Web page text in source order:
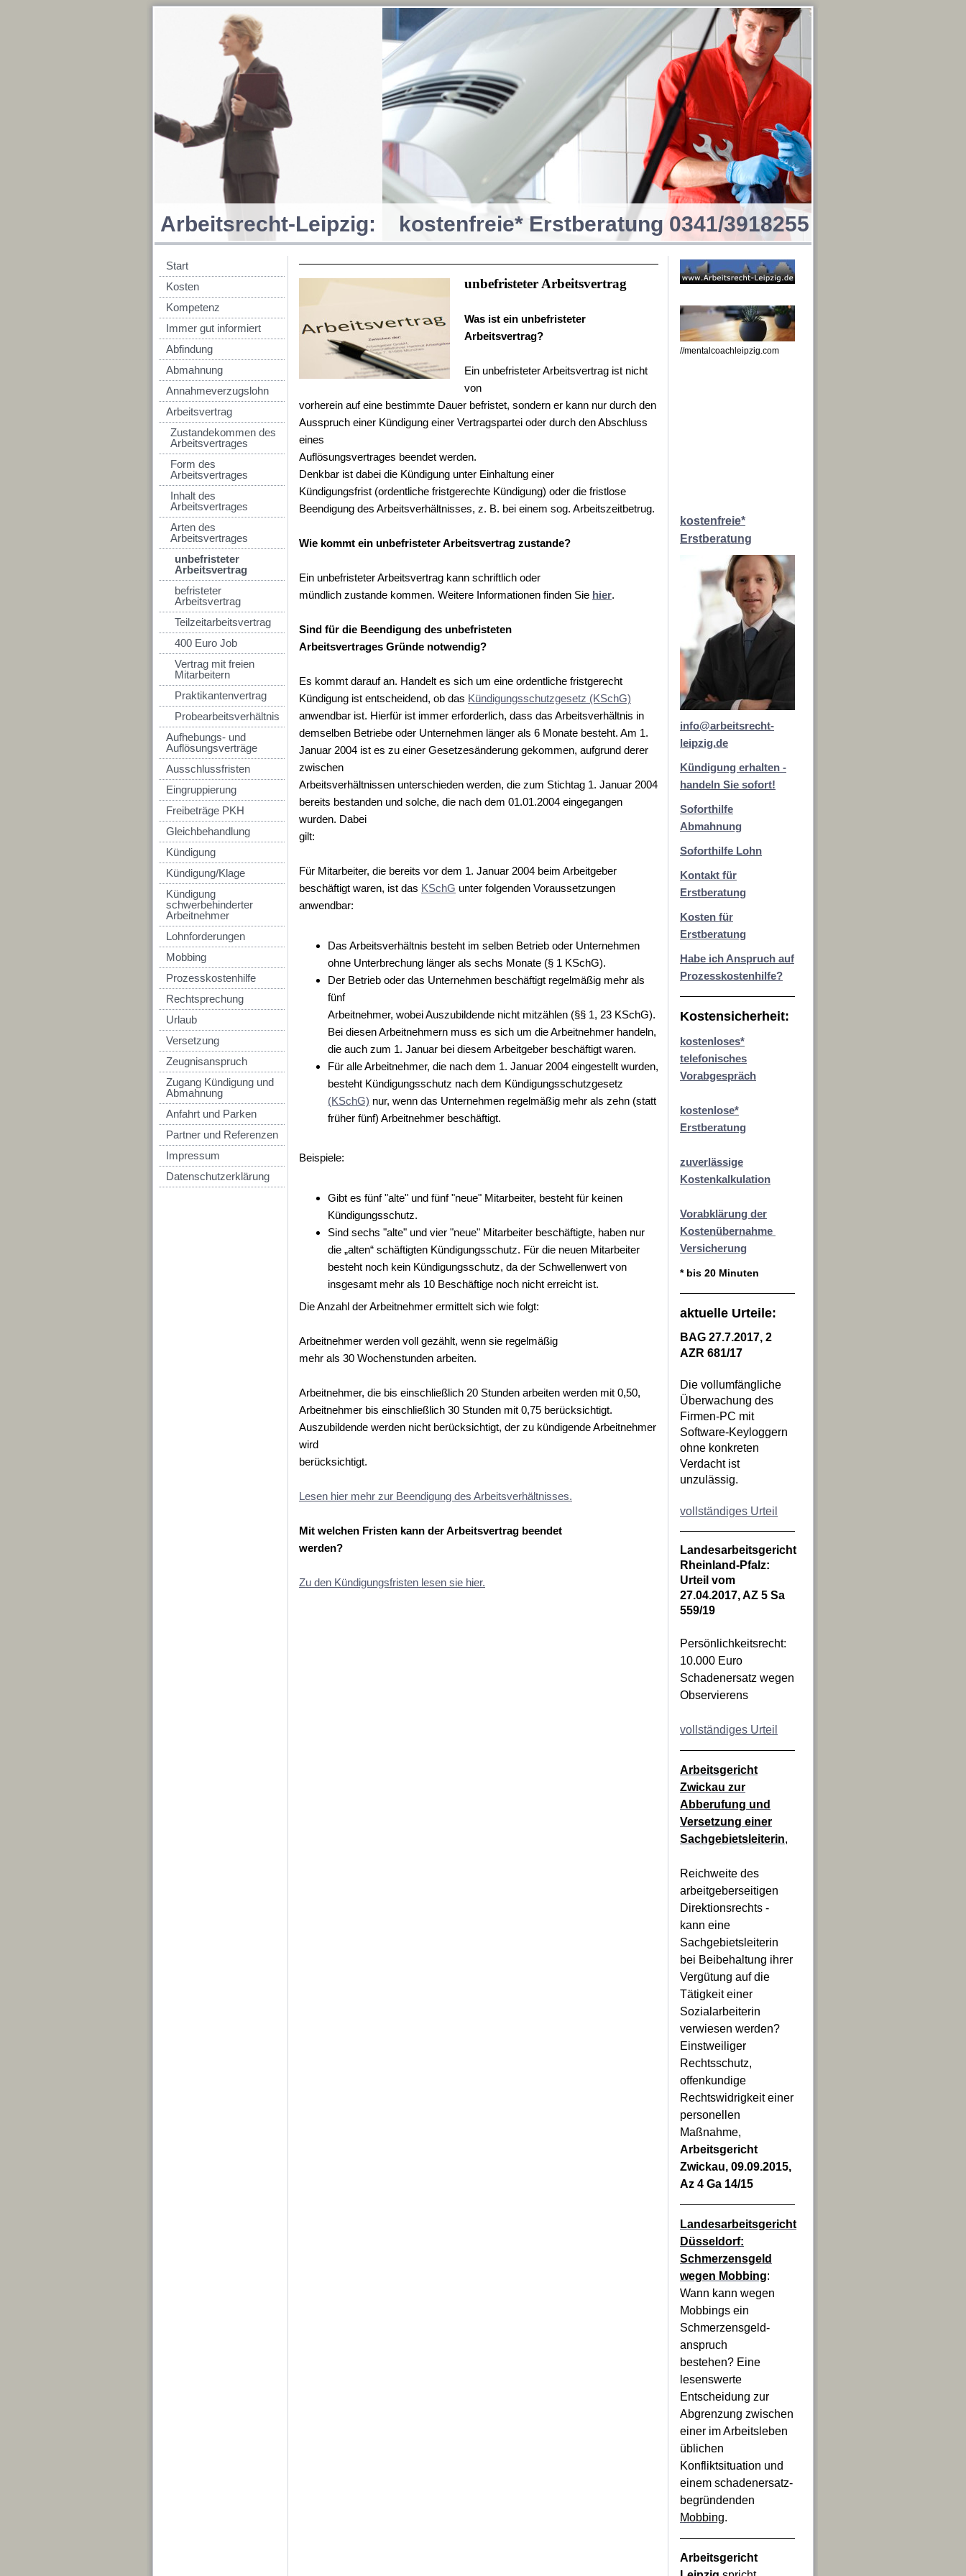
Arbeitsrecht-Leipzig: kostenfreie* Erstberatung 0341/3918255
Start
Kosten
Kompetenz
Immer gut informiert
Abfindung
Abmahnung
Annahmeverzugslohn
Arbeitsvertrag
Zustandekommen des
Arbeitsvertrages
Form des
Arbeitsvertrages
Inhalt des
Arbeitsvertrages
Arten des
Arbeitsvertrages
unbefristeter
Arbeitsvertrag
befristeter
Arbeitsvertrag
Teilzeitarbeitsvertrag
400 Euro Job
Vertrag mit freien
Mitarbeitern
Praktikantenvertrag
Probearbeitsverhältnis
Aufhebungs- und
Auflösungsverträge
Ausschlussfristen
Eingruppierung
Freibeträge PKH
Gleichbehandlung
Kündigung
Kündigung/Klage
Kündigung
schwerbehinderter
Arbeitnehmer
Lohnforderungen
Mobbing
Prozesskostenhilfe
Rechtsprechung
Urlaub
Versetzung
Zeugnisanspruch
Zugang Kündigung und
Abmahnung
Anfahrt und Parken
Partner und Referenzen
Impressum
Datenschutzerklärung
unbefristeter Arbeitsvertrag
Was ist ein unbefristeter
Arbeitsvertrag?
Ein unbefristeter Arbeitsvertrag ist nicht
von
vorherein auf eine bestimmte Dauer befristet, sondern er kann nur durch den
Ausspruch einer Kündigung einer Vertragspartei oder durch den Abschluss
eines
Auflösungsvertrages beendet werden.
Denkbar ist dabei die Kündigung unter Einhaltung einer
Kündigungsfrist (ordentliche fristgerechte Kündigung) oder die fristlose
Beendigung des Arbeitsverhältnisses, z. B. bei einem sog. Arbeitszeitbetrug.
Wie kommt ein unbefristeter Arbeitsvertrag zustande?
Ein unbefristeter Arbeitsvertrag kann schriftlich oder
mündlich zustande kommen. Weitere Informationen finden Sie hier.
Sind für die Beendigung des unbefristeten
Arbeitsvertrages Gründe notwendig?
Es kommt darauf an. Handelt es sich um eine ordentliche fristgerecht
Kündigung ist entscheidend, ob das Kündigungsschutzgesetz (KSchG)
anwendbar ist. Hierfür ist immer erforderlich, dass das Arbeitsverhältnis in
demselben Betriebe oder Unternehmen länger als 6 Monate besteht. Am 1.
Januar 2004 ist es zu einer Gesetzesänderung gekommen, aufgrund derer
zwischen
Arbeitsverhältnissen unterschieden werden, die zum Stichtag 1. Januar 2004
bereits bestanden und solche, die nach dem 01.01.2004 eingegangen
wurden. Dabei
gilt:
Für Mitarbeiter, die bereits vor dem 1. Januar 2004 beim Arbeitgeber
beschäftigt waren, ist das KSchG unter folgenden Voraussetzungen
anwendbar:
Das Arbeitsverhältnis besteht im selben Betrieb oder Unternehmen
ohne Unterbrechung länger als sechs Monate (§ 1 KSchG).
Der Betrieb oder das Unternehmen beschäftigt regelmäßig mehr als
fünf
Arbeitnehmer, wobei Auszubildende nicht mitzählen (§§ 1, 23 KSchG).
Bei diesen Arbeitnehmern muss es sich um die Arbeitnehmer handeln,
die auch zum 1. Januar bei diesem Arbeitgeber beschäftigt waren.
Für alle Arbeitnehmer, die nach dem 1. Januar 2004 eingestellt wurden,
besteht Kündigungsschutz nach dem Kündigungsschutzgesetz
(KSchG) nur, wenn das Unternehmen regelmäßig mehr als zehn (statt
früher fünf) Arbeitnehmer beschäftigt.
Beispiele:
Gibt es fünf "alte" und fünf "neue" Mitarbeiter, besteht für keinen
Kündigungsschutz.
Sind sechs "alte" und vier "neue" Mitarbeiter beschäftigte, haben nur
die „alten“ schäftigten Kündigungsschutz. Für die neuen Mitarbeiter
besteht noch kein Kündigungsschutz, da der Schwellenwert von
insgesamt mehr als 10 Beschäftige noch nicht erreicht ist.
Die Anzahl der Arbeitnehmer ermittelt sich wie folgt:
Arbeitnehmer werden voll gezählt, wenn sie regelmäßig
mehr als 30 Wochenstunden arbeiten.
Arbeitnehmer, die bis einschließlich 20 Stunden arbeiten werden mit 0,50,
Arbeitnehmer bis einschließlich 30 Stunden mit 0,75 berücksichtigt.
Auszubildende werden nicht berücksichtigt, der zu kündigende Arbeitnehmer
wird
berücksichtigt.
Lesen hier mehr zur Beendigung des Arbeitsverhältnisses.
Mit welchen Fristen kann der Arbeitsvertrag beendet
werden?
Zu den Kündigungsfristen lesen sie hier.
//mentalcoachleipzig.com
kostenfreie*
Erstberatung
info@arbeitsrecht-
leipzig.de
Kündigung erhalten -
handeln Sie sofort!
Soforthilfe
Abmahnung
Soforthilfe Lohn
Kontakt für
Erstberatung
Kosten für
Erstberatung
Habe ich Anspruch auf
Prozesskostenhilfe?
Kostensicherheit:
kostenloses*
telefonisches
Vorabgespräch
kostenlose*
Erstberatung
zuverlässige
Kostenkalkulation
Vorabklärung der
Kostenübernahme
Versicherung
* bis 20 Minuten
aktuelle Urteile:
BAG 27.7.2017, 2
AZR 681/17
Die vollumfängliche
Überwachung des
Firmen-PC mit
Software-Keyloggern
ohne konkreten
Verdacht ist
unzulässig.
vollständiges Urteil
Landesarbeitsgericht
Rheinland-Pfalz:
Urteil vom
27.04.2017, AZ 5 Sa
559/19
Persönlichkeitsrecht:
10.000 Euro
Schadenersatz wegen
Observierens
vollständiges Urteil
Arbeitsgericht
Zwickau zur
Abberufung und
Versetzung einer
Sachgebietsleiterin,
Reichweite des
arbeitgeberseitigen
Direktionsrechts -
kann eine
Sachgebietsleiterin
bei Beibehaltung ihrer
Vergütung auf die
Tätigkeit einer
Sozialarbeiterin
verwiesen werden?
Einstweiliger
Rechtsschutz,
offenkundige
Rechtswidrigkeit einer
personellen
Maßnahme,
Arbeitsgericht
Zwickau, 09.09.2015,
Az 4 Ga 14/15
Landesarbeitsgericht
Düsseldorf:
Schmerzensgeld
wegen Mobbing:
Wann kann wegen
Mobbings ein
Schmerzensgeld-
anspruch
bestehen? Eine
lesenswerte
Entscheidung zur
Abgrenzung zwischen
einer im Arbeitsleben
üblichen
Konfliktsituation und
einem schadenersatz-
begründenden
Mobbing.
Arbeitsgericht